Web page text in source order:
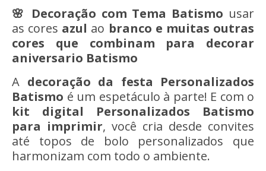
🌸 Decoração com Tema Batismo usar
as cores azul ao branco e muitas outras
cores que combinam para decorar
aniversario Batismo
A decoração da festa Personalizados
Batismo é um espetáculo à parte! E com o
kit digital Personalizados Batismo
para imprimir, você cria desde convites
até topos de bolo personalizados que
harmonizam com todo o ambiente.